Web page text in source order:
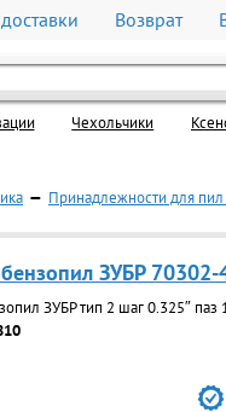
Возврат
Чехольчики
— Принадлежности для
ЗУБР 70302-
ЗУБР тип 2 шаг 0.325″ паз